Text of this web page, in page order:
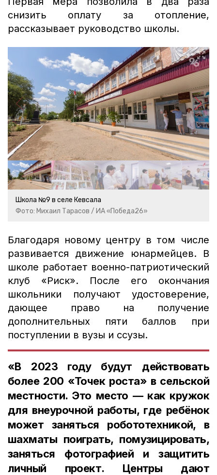
снизить оплату за отопление,
рассказывает руководство школы.
Школа №9 в селе Кевсала
Фото: Михаил Тарасов / ИА «Победа26»
Благодаря новому центру в том числе
развивается движение юнармейцев. В
школе работает военно-патриотический
клуб «Риск». После его окончания
школьники получают удостоверение,
дающее право на получение
дополнительных пяти баллов при
поступлении в вузы и ссузы.
«В 2023 году будут действовать
более 200 «Точек роста» в сельской
местности. Это место — как кружок
для внеурочной работы, где ребёнок
может заняться робототехникой, в
шахматы поиграть, помузицировать,
заняться фотографией и защитить
личный проект. Центры дают